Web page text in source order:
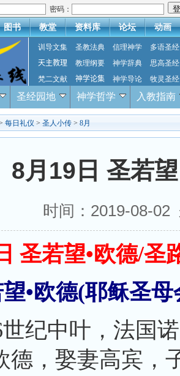
密码：
图书 教堂 资料库 论坛 动画
训导文集 圣教法典 信理神学
多语圣经
天主教理
教理纲要 神学辞典
思高圣经
梵二文献
神学论集 神学导论 牧灵圣经
圣经园地 神学哲学 入教指南
每日礼仪 > 圣人小传 > 8月
8月19日 圣若
时间：2019-08-
圣若望•欧德/圣
•欧德(耶稣圣
世纪中叶，法国
德，娶妻高宾，